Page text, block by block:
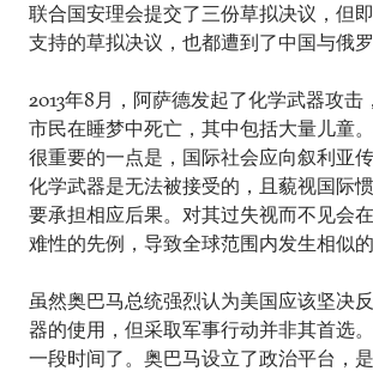
联合国安理会提交了三份草拟决议，但
支持的草拟决议，也都遭到了中国与俄罗
2013年8月，阿萨德发起了化学武器攻击
市民在睡梦中死亡，其中包括大量儿童
很重要的一点是，国际社会应向叙利亚
化学武器是无法被接受的，且藐视国际
要承担相应后果。对其过失视而不见会
难性的先例，导致全球范围内发生相似的
虽然奥巴马总统强烈认为美国应该坚决
器的使用，但采取军事行动并非其首选
一段时间了。奥巴马设立了政治平台，